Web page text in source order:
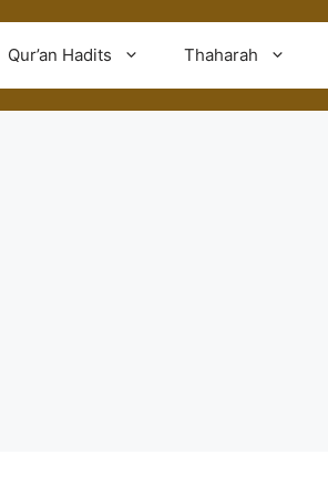
Qur’an Hadits Thaharah